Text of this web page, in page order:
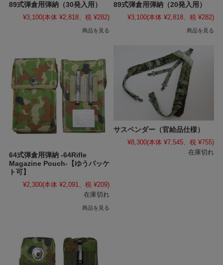
89式弾倉用弾納（30発入用）
¥3,100(本体 ¥2,818、税 ¥282)
商品を見る
89式弾倉用弾納（20発入用）
¥3,100(本体 ¥2,818、税 ¥282)
商品を見る
64式弾倉用弾納 -64Rifle
Magazine Pouch-【ゆうパッケ
ト可】
¥2,300(本体 ¥2,091、税 ¥209)
在庫切れ
商品を見る
サスペンダー（官給品仕様）
¥8,300(本体 ¥7,545、税 ¥755)
在庫切れ